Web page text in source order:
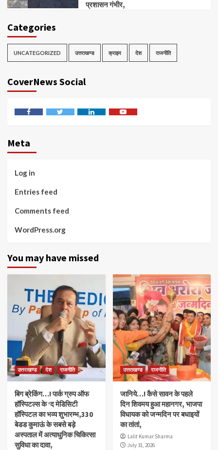
प्रशासन गंभीर,
Categories
UNCATEGORIZED उत्तराखण्ड क्राइम देश राजनीति
CoverNews Social
Meta
Log in
Entries feed
Comments feed
WordPress.org
You may have missed
उत्तराखण्ड देश राजनीति
बिग ब्रेकिंग…! पार्क ग्रुप ऑफ
हॉस्पिटल्स के ‘द मेडिसिटी
हॉस्पिटल का भव्य शुभारम्भ,330
बेडड कुमाऊं के सबसे बड़े
अस्पताल में अत्याधुनिक चिकित्सा
सुविधा का दावा,
उत्तराखण्ड राजनीति
जानिये…! कैसे सावन के पहले
दिन शिवमय हुआ महानगर, भाजपा
विधायक को जन्मदिन पर बधाइयों
का तांतां,
Lalit Kumar Sharma
July 31, 2026